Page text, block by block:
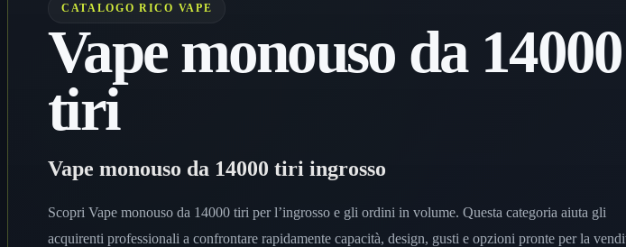
CATALOGO RICO VAPE
Vape monouso da 14000
tiri
Vape monouso da 14000 tiri ingrosso
Scopri Vape monouso da 14000 tiri per l’ingrosso e gli ordini in volume. Questa categoria aiuta gli
acquirenti professionali a confrontare rapidamente capacità, design, gusti e opzioni pronte per la